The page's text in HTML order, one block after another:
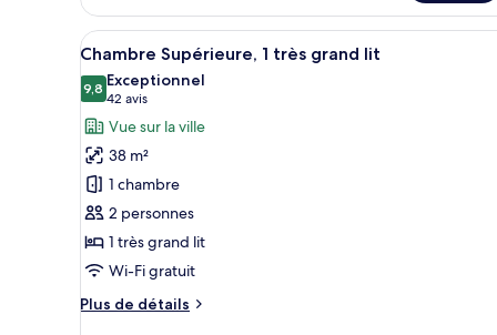
Afficher
toutes
les
photos
pour
ce
type
de
chambre :
Chambre
Supérieure,
Un hôtel moderne dont
4
Chambre Supérieure, 1 très grand lit
9,89,8 sur 10
Exceptionnel
42 avis
(42 avis)
Vue sur la ville
38 m²
1 chambre
2 personnes
1 très grand lit
Wi-Fi gratuit
Plus de détails
Plus